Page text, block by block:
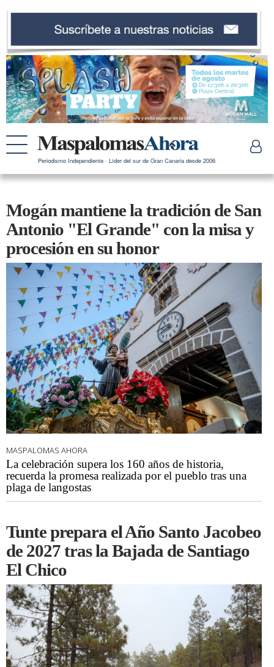
Periodismo Independiente · Líder del sur de Gran Canaria desde 2006
Mogán mantiene la tradición de San
Antonio "El Grande" con la misa y
procesión en su honor
MASPALOMAS AHORA
La celebración supera los 160 años de historia,
recuerda la promesa realizada por el pueblo tras una
plaga de langostas
Tunte prepara el Año Santo Jacobeo
de 2027 tras la Bajada de Santiago
El Chico